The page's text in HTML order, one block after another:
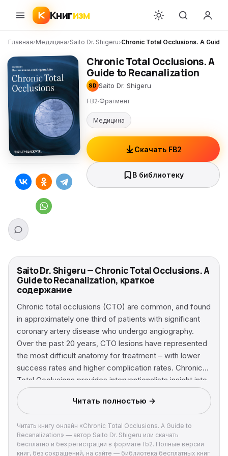
Книгизм
Главная›Медицина›Saito Dr. Shigeru›Chronic Total Occlusions. A Guide
Chronic Total Occlusions. A
Guide to Recanalization
SD Saito Dr. Shigeru
FB2 Фрагмент
Медицина
Скачать FB2
В библиотеку
Saito Dr. Shigeru — Chronic Total Occlusions. A
Guide to Recanalization, краткое
содержание
Chronic total occlusions (CTO) are common, and found
in approximately one third of patients with significant
coronary artery disease who undergo angiography.
Over the past 20 years, CTO lesions have represented
the most difficult anatomy for treatment – with lower
success rates and higher complication rates. Chronic
Total Occlusions provides interventionalists insight into
the world of CTOs with introductory chapters that
describe the pathology and indications of CTOs along
with a review of clinical trials. Imaging modalities
including CT angiography, magnetic navigation wire,
and IVUS guided recanalization of CTO are also
introduced, together with information on new wires
Читать полностью →
Читать книгу онлайн «Chronic Total Occlusions. A Guide to
Recanalization» — автор Saito Dr. Shigeru или скачать
бесплатно и без регистрации в формате fb2. Полные версии
книг, без сокращений, на сайте — библиотека бесплатных книг